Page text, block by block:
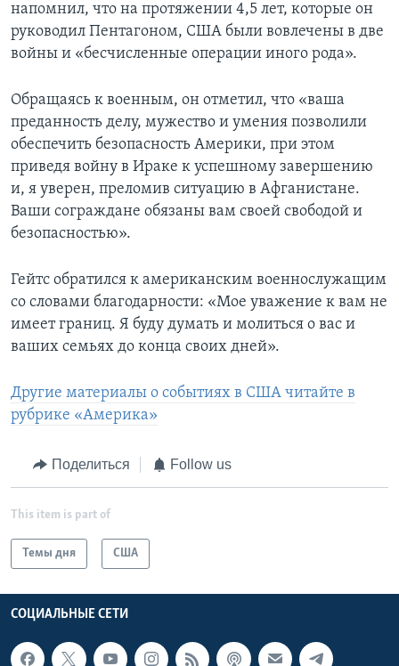
напомнил, что на протяжении 4,5 лет, которые он
руководил Пентагоном, США были вовлечены в две
войны и «бесчисленные операции иного рода».
Обращаясь к военным, он отметил, что «ваша
преданность делу, мужество и умения позволили
обеспечить безопасность Америки, при этом
приведя войну в Ираке к успешному завершению
и, я уверен, преломив ситуацию в Афганистане.
Ваши сограждане обязаны вам своей свободой и
безопасностью».
Гейтс обратился к американским военнослужащим
со словами благодарности: «Мое уважение к вам не
имеет границ. Я буду думать и молиться о вас и
ваших семьях до конца своих дней».
Другие материалы о событиях в США читайте в
рубрике «Америка»
Поделиться Follow us
This item is part of
Темы дня США
СОЦИАЛЬНЫЕ СЕТИ